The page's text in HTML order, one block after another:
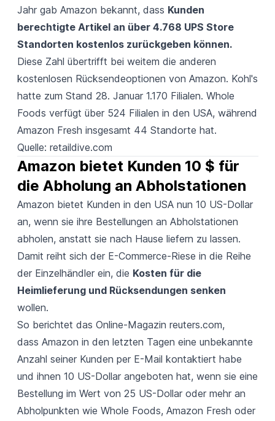
Jahr gab Amazon bekannt, dass Kunden
berechtigte Artikel an über 4.768 UPS Store
Standorten kostenlos zurückgeben können.
Diese Zahl übertrifft bei weitem die anderen
kostenlosen Rücksendeoptionen von Amazon. Kohl's
hatte zum Stand 28. Januar 1.170 Filialen. Whole
Foods verfügt über 524 Filialen in den USA, während
Amazon Fresh insgesamt 44 Standorte hat.
Quelle: retaildive.com
Amazon bietet Kunden 10 $ für
die Abholung an Abholstationen
Amazon bietet Kunden in den USA nun 10 US-Dollar
an, wenn sie ihre Bestellungen an Abholstationen
abholen, anstatt sie nach Hause liefern zu lassen.
Damit reiht sich der E-Commerce-Riese in die Reihe
der Einzelhändler ein, die Kosten für die
Heimlieferung und Rücksendungen senken
wollen.
So berichtet das Online-Magazin reuters.com,
dass Amazon in den letzten Tagen eine unbekannte
Anzahl seiner Kunden per E-Mail kontaktiert habe
und ihnen 10 US-Dollar angeboten hat, wenn sie eine
Bestellung im Wert von 25 US-Dollar oder mehr an
Abholpunkten wie Whole Foods, Amazon Fresh oder